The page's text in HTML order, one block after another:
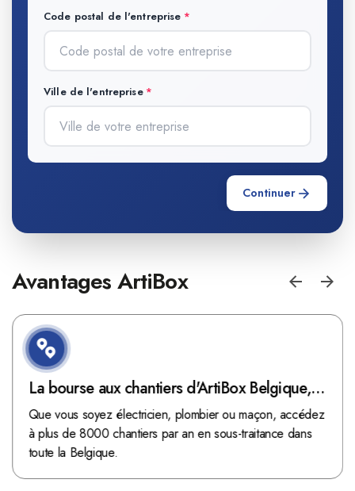
Code postal de l'entreprise
Ville de l'entreprise
Continuer
Avantages ArtiBox
La bourse aux chantiers d'ArtiBox Belgique,
véritable mine d'or !
Que vous soyez électricien, plombier ou maçon, accédez
à plus de 8000 chantiers par an en sous-traitance dans
toute la Belgique.